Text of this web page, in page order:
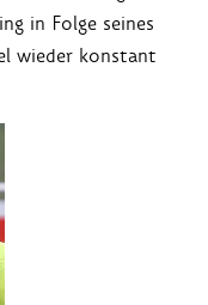
in Folge seines
wieder konstant